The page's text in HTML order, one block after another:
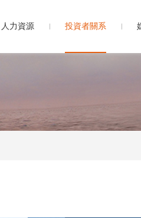
人力資源 投資者關系